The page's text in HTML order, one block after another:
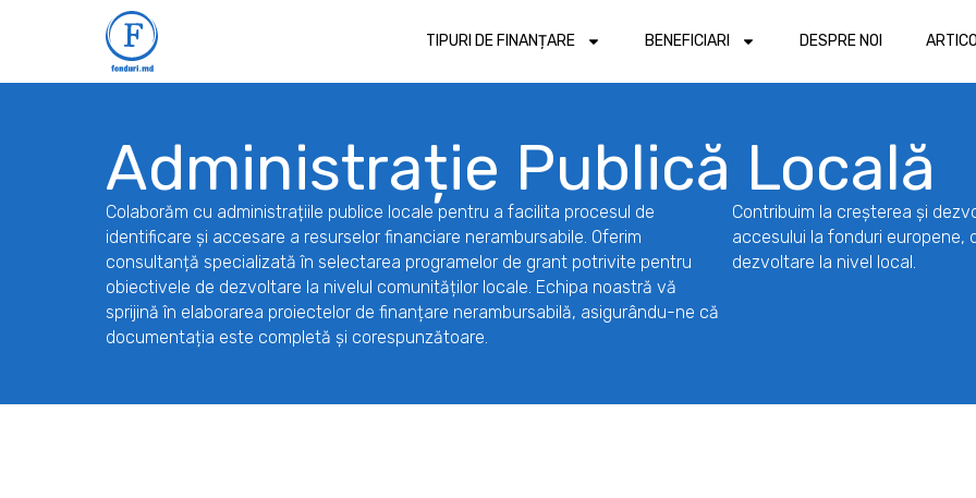
TIPURI DE FINANȚARE BENEFICIARI DESPRE NOI
Administrație Publică Locală
Colaborăm cu administrațiile publice locale pentru a facilita procesul de
identificare și accesare a resurselor financiare nerambursabile. Oferim
consultanță specializată în selectarea programelor de grant potrivite pentru
obiectivele de dezvoltare la nivelul comunităților locale. Echipa noastră vă
sprijină în elaborarea proiectelor de finanțare nerambursabilă, asigurându-ne că
documentația este completă și corespunzătoare.
Contribuim la creșterea și
accesului la fonduri
dezvoltare la nivel local.